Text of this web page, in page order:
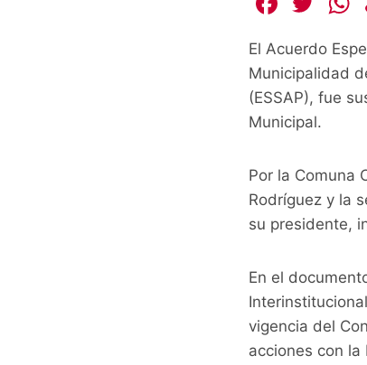
c
e
b
o
k
itt
er
El Acuerdo
Municipalidad
(ESSAP), fue
Municipal.
Por la Comuna
Rodríguez y la
su presidente,
En el
vigencia del
acciones con la